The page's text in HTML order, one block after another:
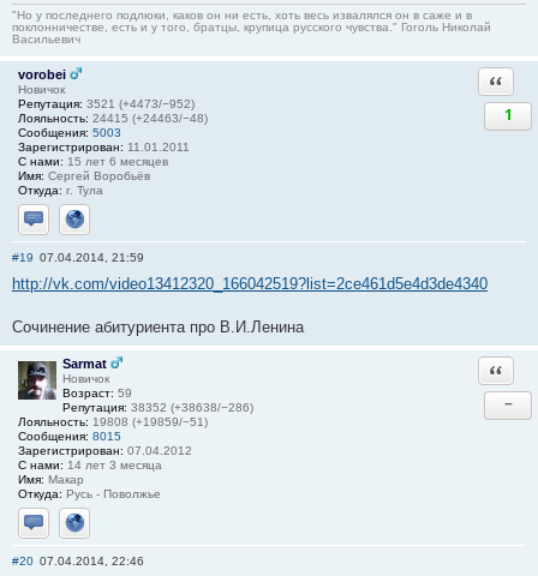
"Но у последнего подлюки, каков он ни есть, хоть весь извалялся он в саже и в
поклонничестве, есть и у того, братцы, крупица русского чувства." Гоголь Николай
Васильевич
vorobei
Новичок
Репутация: 3521 (+4473/−952)
Лояльность: 24415 (+24463/−48)
Сообщения: 5003
Зарегистрирован: 11.01.2011
С нами: 15 лет 6 месяцев
Имя: Сергей Воробьёв
Откуда: г. Тула
Отправить личное сообщение
Сайт
1
#19 07.04.2014, 21:59
http://vk.com/video13412320_166042519?list=2ce461d5e4d3de4340
Сочинение абитуриента про В.И.Ленина
Sarmat
Новичок
Возраст: 59
Репутация: 38352 (+38638/−286)
Лояльность: 19808 (+19859/−51)
Сообщения: 8015
Зарегистрирован: 07.04.2012
С нами: 14 лет 3 месяца
Имя: Макар
Откуда: Русь - Поволжье
Отправить личное сообщение
Сайт
−
#20 07.04.2014, 22:46